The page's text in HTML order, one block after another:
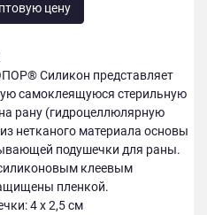
цену
Силикон представляет
самоклеящуюся стерильную
рану (гидроцеллюлярную
нетканого материала основы
подушечки для раны.
клеевым
пленкой.
4 х 2,5 см